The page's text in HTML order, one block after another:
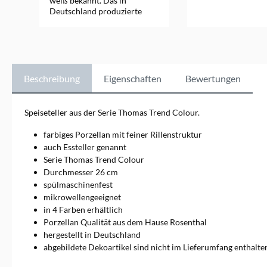
Deutschland produzierte
Farben.Markeninformatione
n: Rosenthal GmbH, Philip-
Rosenthal-Platz 1, 95100
Selb, info@rosenthal.de
Beschreibung Eigenschaften Bewertungen
Speiseteller aus der Serie Thomas Trend Colour.
farbiges Porzellan mit feiner Rillenstruktur
auch Essteller genannt
Serie Thomas Trend Colour
Durchmesser 26 cm
spülmaschinenfest
mikrowellengeeignet
in 4 Farben erhältlich
Porzellan Qualität aus dem Hause Rosenthal
hergestellt in Deutschland
abgebildete Dekoartikel sind nicht im Lieferumfang